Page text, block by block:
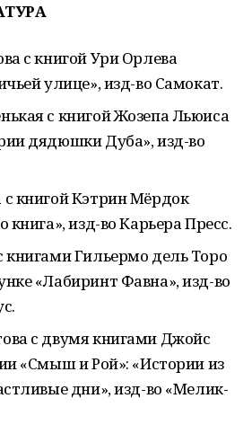
с книгой Ури Орлева
улице», изд-во Самокат.
с книгой Жозепа Льюиса
дядюшки Дуба», изд-во
книгой Кэтрин Мёрдок
книга», изд-во Карьера Пресс.
Гильермо дель Торо
«Лабиринт Фавна», изд-во
с двумя книгами Джойс
«Смыш и Рой»: «Истории из
дни», изд-во «Мелик-